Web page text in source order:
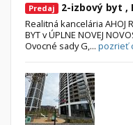
Predaj 2-izbový byt ,
Realitná kancelária AHOJ
BYT v ÚPLNE NOVEJ
Ovocné sady G,... pozrieť